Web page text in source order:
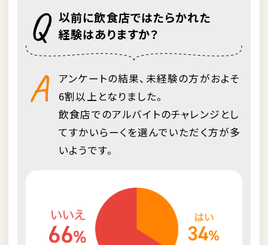
Q 以前に飲食店ではたらかれた
経験はありますか？
A
アンケートの結果、未経験の方がおよそ
6割以上となりました。
飲食店でのアルバイトのチャレンジとし
てすかいらーくを選んでいただく方が多
いようです。